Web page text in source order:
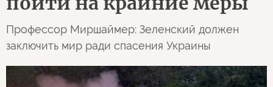
Профессор Миршаймер: Зеленский должен
заключить мир ради спасения Украины